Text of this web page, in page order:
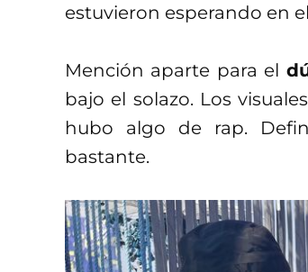
estuvieron esperando en
Mención aparte para el
bajo el solazo. Los
hubo algo de rap.
bastante.